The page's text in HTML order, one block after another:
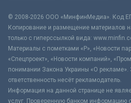
© 2008-2026 ООО «МинфинМедиа». Код
Копирование и размещение материалов
только с гиперссылкой вида:
Материалы с пометками «Р», «Новости
«Спецпроект», «Новости компаний»,
понимании Закона Украины «О
ответственность несёт рекламодатель.
Информация на данной странице не
услуг. Проверенную банком информацию